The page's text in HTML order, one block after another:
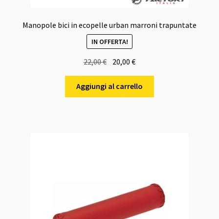
Manopole bici in ecopelle urban marroni trapuntate
IN OFFERTA!
22,00€
originale
era:
20,00€Il
attuale
è:
Aggiungi al carrello